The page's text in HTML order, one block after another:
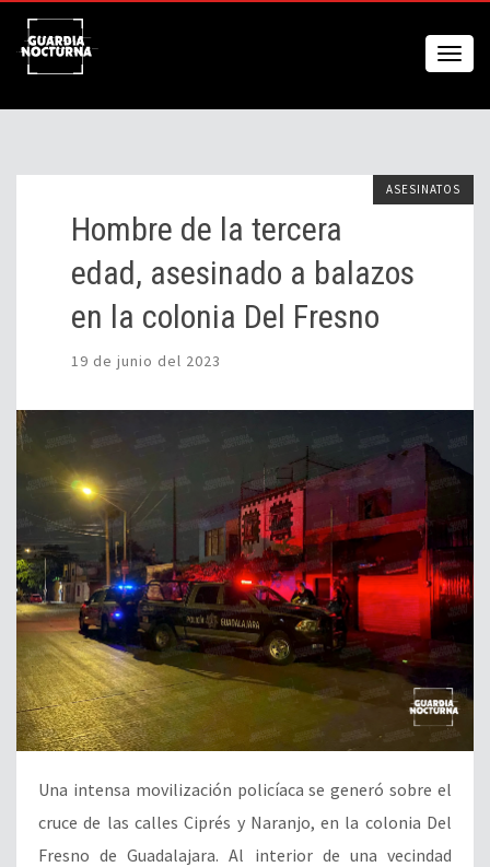
ASESINATOS
Hombre de la tercera
edad, asesinado a balazos
en la colonia Del Fresno
19 de junio del 2023
Una intensa movilización policíaca se generó sobre el
cruce de las calles Ciprés y Naranjo, en la colonia Del
Fresno de Guadalajara. Al interior de una vecindad